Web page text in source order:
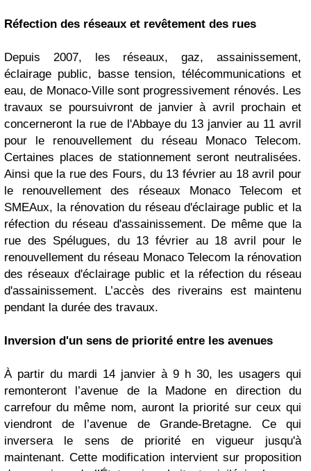
Réfection des réseaux et revêtement des rues
Depuis 2007, les réseaux, gaz, assainissement,
éclairage public, basse tension, télécommunications et
eau, de Monaco-Ville sont progressivement rénovés. Les
travaux se poursuivront de janvier à avril prochain et
concerneront la rue de l'Abbaye du 13 janvier au 11 avril
pour le renouvellement du réseau Monaco Telecom.
Certaines places de stationnement seront neutralisées.
Ainsi que la rue des Fours, du 13 février au 18 avril pour
le renouvellement des réseaux Monaco Telecom et
SMEAux, la rénovation du réseau d'éclairage public et la
réfection du réseau d'assainissement. De même que la
rue des Spélugues, du 13 février au 18 avril pour le
renouvellement du réseau Monaco Telecom la rénovation
des réseaux d'éclairage public et la réfection du réseau
d'assainissement. L’accès des riverains est maintenu
pendant la durée des travaux.
Inversion d'un sens de priorité entre les avenues
À partir du mardi 14 janvier à 9 h 30, les usagers qui
remonteront l’avenue de la Madone en direction du
carrefour du même nom, auront la priorité sur ceux qui
viendront de l’avenue de Grande-Bretagne. Ce qui
inversera le sens de priorité en vigueur jusqu'à
maintenant. Cette modification intervient sur proposition